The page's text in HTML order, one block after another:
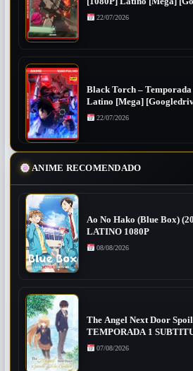
22/07/2026
Black Torch –
Latino [Mega]
22/07/2026
ANIME RECOMENDADO
Ao No Hako (Blue Box)
LATINO 1080P
08/08/2026
The Angel Next Door
TEMPORADA 1
07/08/2026